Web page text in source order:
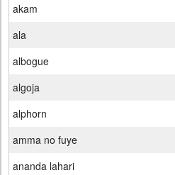
akam
ala
albogue
algoja
alphorn
amma no fuye
ananda lahari